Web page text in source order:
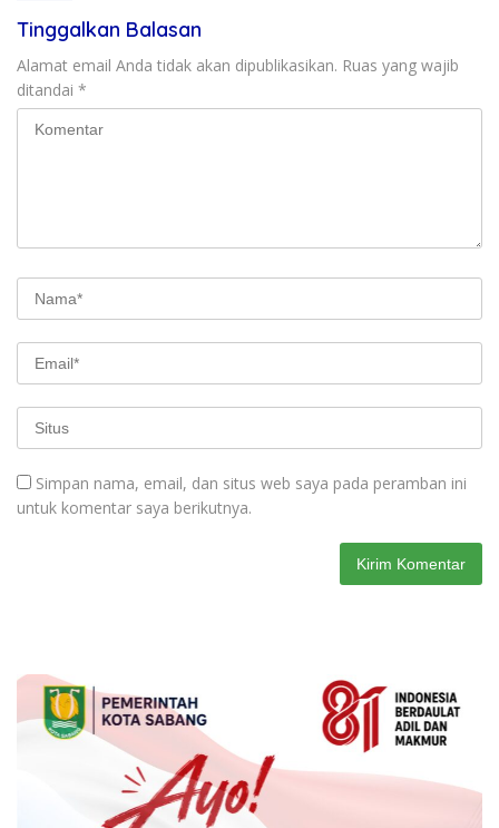
Tinggalkan Balasan
Alamat email Anda tidak akan dipublikasikan. Ruas yang wajib
ditandai *
Simpan nama, email, dan situs web saya pada peramban ini
untuk komentar saya berikutnya.